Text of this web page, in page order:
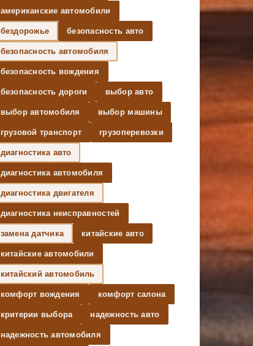
американские автомобили
бездорожье безопасность авто
безопасность автомобиля
безопасность вождения
безопасность дороги выбор авто
выбор автомобиля выбор машины
грузовой транспорт грузоперевозки
диагностика авто
диагностика автомобиля
диагностика двигателя
диагностика неисправностей
замена датчика китайские авто
китайские автомобили
китайский автомобиль
комфорт вождения комфорт салона
критерии выбора надежность авто
надежность автомобиля